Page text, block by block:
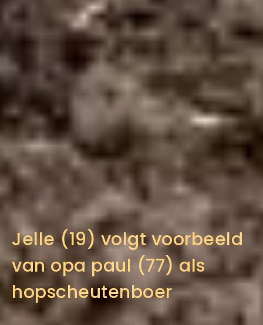
Jelle (19) volgt voorbeeld
van opa paul (77) als
hopscheutenboer